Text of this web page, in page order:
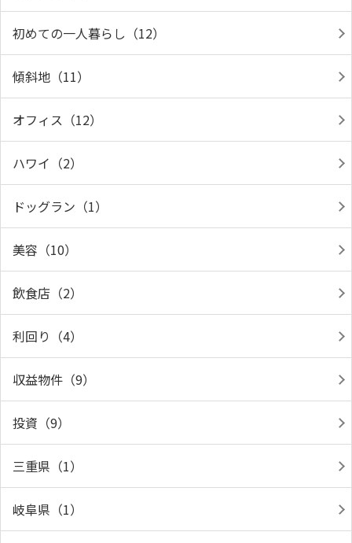
初めての一人暮らし（12）
傾斜地（11）
オフィス（12）
ハワイ（2）
ドッグラン（1）
美容（10）
飲食店（2）
利回り（4）
収益物件（9）
投資（9）
三重県（1）
岐阜県（1）